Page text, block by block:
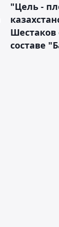
"Цель -
Шестаков
составе